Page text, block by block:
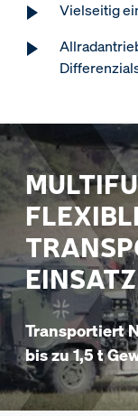
Vielseitig
Transportiert
bis zu 1,5 t